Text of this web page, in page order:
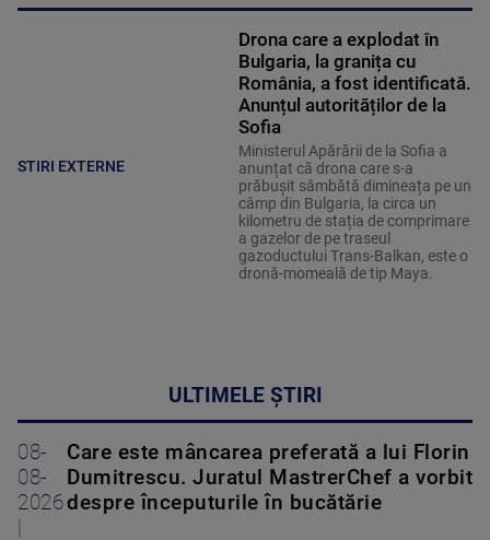
STIRI EXTERNE
Drona care a explodat în
Bulgaria, la granița cu
România, a fost identificată.
Anunțul autorităților de la
Sofia
Ministerul Apărării de la Sofia a
anunțat că drona care s-a
prăbușit sâmbătă dimineața pe un
câmp din Bulgaria, la circa un
kilometru de stația de comprimare
a gazelor de pe traseul
gazoductului Trans-Balkan, este o
dronă-momeală de tip Maya.
ULTIMELE ȘTIRI
08-
08-
2026
Care este mâncarea preferată a lui Florin
Dumitrescu. Juratul MastrerChef a vorbit
despre începuturile în bucătărie